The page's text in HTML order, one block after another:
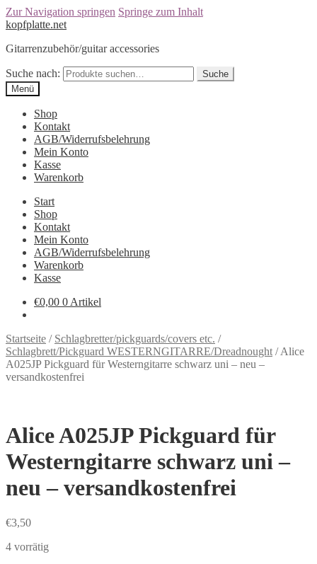
Zur Navigation springen Springe zum Inhalt
kopfplatte.net
Gitarrenzubehör/guitar accessories
Suche nach:
Suche
Menü
Shop
Kontakt
AGB/Widerrufsbelehrung
Mein Konto
Kasse
Warenkorb
Start
Shop
Kontakt
Mein Konto
AGB/Widerrufsbelehrung
Warenkorb
Kasse
€0,00 0 Artikel
Startseite / Schlagbretter/pickguards/covers etc. /
Schlagbrett/Pickguard WESTERNGITARRE/Dreadnought /Alice
A025JP Pickguard für Westerngitarre schwarz uni – neu –
versandkostenfrei
Alice A025JP Pickguard für
Westerngitarre schwarz uni –
neu – versandkostenfrei
€3,50
4 vorrätig